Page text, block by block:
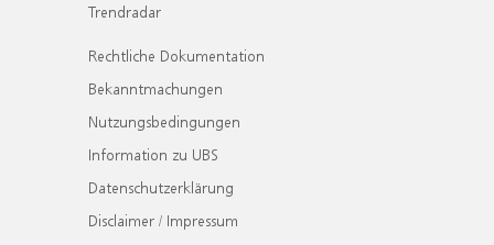
Trendradar
Rechtliche Dokumentation
Bekanntmachungen
Nutzungsbedingungen
Information zu UBS
Datenschutzerklärung
Disclaimer / Impressum